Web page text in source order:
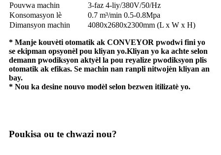
Pouvwa machin
3-faz 4-liy/380V/50/Hz
Konsomasyon lè
0.7 m³/min 0.5-0.8Mpa
Dimansyon machin
4080x2680x2300mm (L x W x H)
* Manje kouvèti otomatik ak CONVEYOR pwodwi fini yo
se ekipman opsyonèl pou kliyan yo.Kliyan yo ka achte selon
demann pwodiksyon aktyèl la pou reyalize pwodiksyon plis
otomatik ak efikas. Se machin nan ranpli nitwojèn kliyan an
bay.
* Nou ka desine nouvo modèl selon bezwen itilizatè yo.
Poukisa ou te chwazi nou?